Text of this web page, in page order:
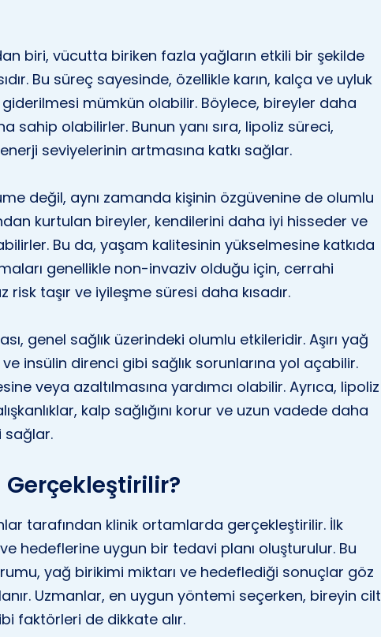
biri, vücutta biriken fazla yağların etkili bir şekilde
Bu süreç sayesinde, özellikle karın, kalça ve uyluk
mümkün olabilir. Böylece, bireyler daha
sahip olabilirler. Bunun yanı sıra, lipoliz süreci,
seviyelerinin artmasına katkı sağlar.
değil, aynı zamanda kişinin özgüvenine de olumlu
kurtulan bireyler, kendilerini daha iyi hisseder ve
Bu da, yaşam kalitesinin yükselmesine katkıda
genellikle non-invaziv olduğu için, cerrahi
taşır ve iyileşme süresi daha kısadır.
genel sağlık üzerindeki olumlu etkileridir. Aşırı yağ
insülin direnci gibi sağlık sorunlarına yol açabilir.
veya azaltılmasına yardımcı olabilir. Ayrıca, lipoliz
kalp sağlığını korur ve uzun vadede daha
sağlar.
Gerçekleştirilir?
tarafından klinik ortamlarda gerçekleştirilir. İlk
hedeflerine uygun bir tedavi planı oluşturulur. Bu
yağ birikimi miktarı ve hedeflediği sonuçlar göz
Uzmanlar, en uygun yöntemi seçerken, bireyin cilt
faktörleri de dikkate alır.